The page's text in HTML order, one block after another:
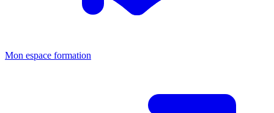
Mon espace formation